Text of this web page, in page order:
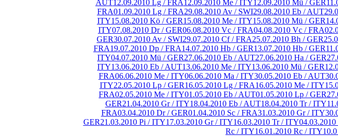
AUT12.09.2010 Lg / FRA12.09.2010 Me / ITY12.09.2010 Mü / GER
FRA01.09.2010 Lg / FRA29.08.2010 Av / SWI29.08.2010 Eb / AUT
ITY15.08.2010 Kö / GER15.08.2010 Me / ITY15.08.2010 Mü / GER
ITY07.08.2010 Dr / GER06.08.2010 Vc / FRA04.08.2010 Vc / FRA
GER30.07.2010 Av / SWI29.07.2010 Cf / FRA25.07.2010 Bh / GER
FRA19.07.2010 Dp / FRA14.07.2010 Hb / GER13.07.2010 Hb / GER
ITY04.07.2010 Mü / GER27.06.2010 Eb / AUT27.06.2010 Ha / GER
ITY13.06.2010 Eb / AUT13.06.2010 Me / ITY13.06.2010 Mü / GER
FRA06.06.2010 Me / ITY06.06.2010 Ma / ITY30.05.2010 Eb / AUT
ITY22.05.2010 Lp / GER16.05.2010 Lg / FRA16.05.2010 Me / ITY
FRA02.05.2010 Me / ITY01.05.2010 Eb / AUT01.05.2010 Lp / GER
GER21.04.2010 Gr / ITY18.04.2010 Eb / AUT18.04.2010 Tr / ITY
FRA03.04.2010 Dr / GER01.04.2010 Sc / FRA31.03.2010 Gr / ITY
GER21.03.2010 Pi / ITY17.03.2010 Gr / ITY16.03.2010 Tr / ITY
Rc / ITY16.01.2010 Rc / ITY